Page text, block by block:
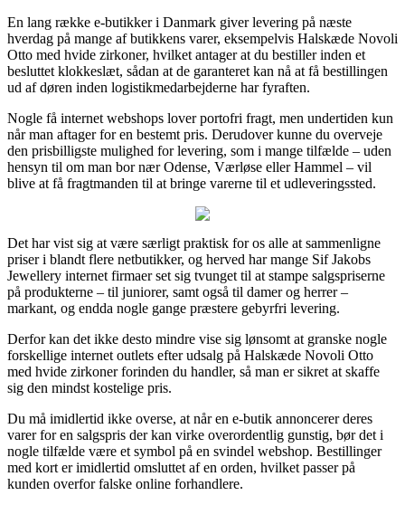
En lang række e-butikker i Danmark giver levering på næste
hverdag på mange af butikkens varer, eksempelvis Halskæde Novoli
Otto med hvide zirkoner, hvilket antager at du bestiller inden et
besluttet klokkeslæt, sådan at de garanteret kan nå at få bestillingen
ud af døren inden logistikmedarbejderne har fyraften.
Nogle få internet webshops lover portofri fragt, men undertiden kun
når man aftager for en bestemt pris. Derudover kunne du overveje
den prisbilligste mulighed for levering, som i mange tilfælde – uden
hensyn til om man bor nær Odense, Værløse eller Hammel – vil
blive at få fragtmanden til at bringe varerne til et udleveringssted.
Det har vist sig at være særligt praktisk for os alle at sammenligne
priser i blandt flere netbutikker, og herved har mange Sif Jakobs
Jewellery internet firmaer set sig tvunget til at stampe salgspriserne
på produkterne – til juniorer, samt også til damer og herrer –
markant, og endda nogle gange præstere gebyrfri levering.
Derfor kan det ikke desto mindre vise sig lønsomt at granske nogle
forskellige internet outlets efter udsalg på Halskæde Novoli Otto
med hvide zirkoner forinden du handler, så man er sikret at skaffe
sig den mindst kostelige pris.
Du må imidlertid ikke overse, at når en e-butik annoncerer deres
varer for en salgspris der kan virke overordentlig gunstig, bør det i
nogle tilfælde være et symbol på en svindel webshop. Bestillinger
med kort er imidlertid omsluttet af en orden, hvilket passer på
kunden overfor falske online forhandlere.